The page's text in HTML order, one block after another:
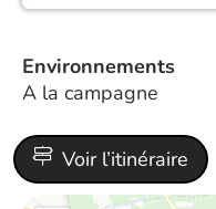
Environnements
A la campagne
Voir l’itinéraire